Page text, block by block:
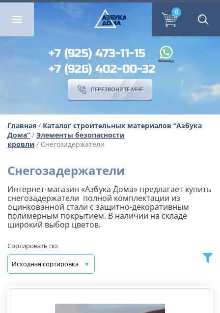
ОМА ПЕРЕЗВОНИТЕ МНЕ
ОМА
АЗБУКА
0
+7 (925) 473-11-15
+7 (926) 402-00-32
ПЕРЕЗВОНИТЕ МНЕ
Главная / Каталог строительных материалов “Азбука
Дома” / Элементы безопасности
кровли / Снегозадержатели
Снегозадержатели
Интернет-магазин «Азбука Дома» предлагает купить
снегозадержатели полной комплектации из
оцинкованной стали с защитно-декоративным
полимерным покрытием. В наличии на складе
широкий выбор цветов.
Сортировать по: